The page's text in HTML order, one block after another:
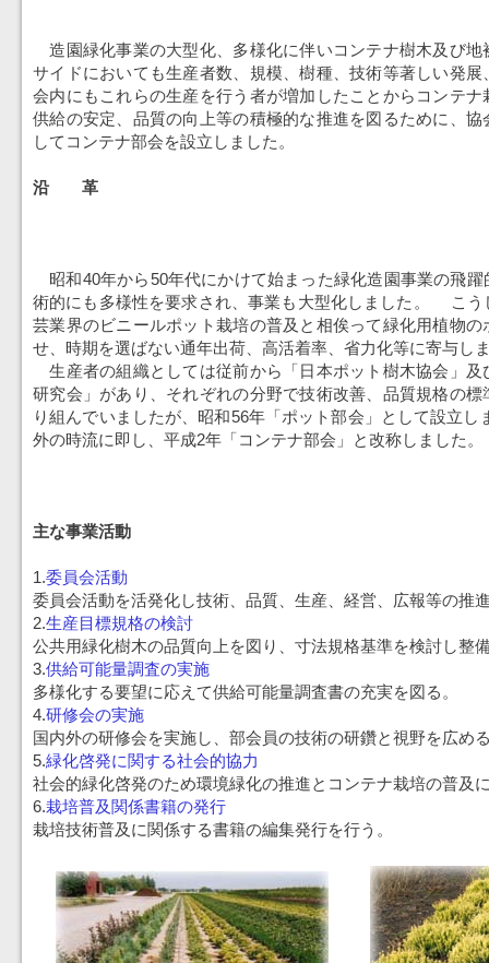
造園緑化事業の大型化、多様化に伴いコンテナ樹木及び地
サイドにおいても生産者数、規模、樹種、技術等著しい発
会内にもこれらの生産を行う者が増加したことからコンテ
供給の安定、品質の向上等の積極的な推進を図るために、
してコンテナ部会を設立しました。
沿 革
昭和40年から50年代にかけて始まった緑化造園事業の飛躍
術的にも多様性を要求され、事業も大型化しました。 こう
芸業界のビニールポット栽培の普及と相俟って緑化用植物
せ、時期を選ばない通年出荷、高活着率、省力化等に寄与し
生産者の組織としては従前から「日本ポット樹木協会」及
研究会」があり、それぞれの分野で技術改善、品質規格の
り組んでいましたが、昭和56年「ポット部会」として設立
外の時流に即し、平成2年「コンテナ部会」と改称しました。
主な事業活動
1.委員会活動
委員会活動を活発化し技術、品質、生産、経営、広報等の推
2.生産目標規格の検討
公共用緑化樹木の品質向上を図り、寸法規格基準を検討し整
3.供給可能量調査の実施
多様化する要望に応えて供給可能量調査書の充実を図る。
4.研修会の実施
国内外の研修会を実施し、部会員の技術の研鑽と視野を広め
5.緑化啓発に関する社会的協力
社会的緑化啓発のため環境緑化の推進とコンテナ栽培の普及
6.栽培普及関係書籍の発行
栽培技術普及に関係する書籍の編集発行を行う。